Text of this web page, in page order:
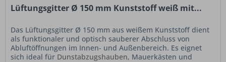
Lüftungsgitter Ø 150 mm Kunststoff weiß mit...
Das Lüftungsgitter Ø 150 mm aus weißem Kunststoff dient
als funktionaler und optisch sauberer Abschluss von
Abluftöffnungen im Innen- und Außenbereich. Es eignet
sich ideal für Dunstabzugshauben, Mauerkästen und